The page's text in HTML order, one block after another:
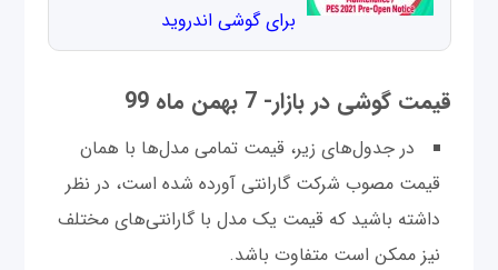
برای گوشی اندروید
قیمت گوشی در بازار- 7 بهمن ماه 99
در جدول‌های زیر، قیمت تمامی مدل‌ها با همان
قیمت مصوب شرکت گارانتی آورده شده است، در نظر
داشته باشید که قیمت یک مدل با گارانتی‌های مختلف
نیز ممکن است متفاوت باشد.